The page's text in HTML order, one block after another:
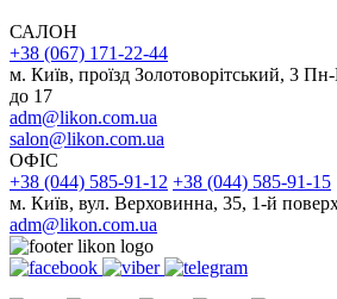
САЛОН
+38 (067) 171-22-44
м. Київ, проїзд Золотоворітський, 3
до 17
adm@likon.com.ua
salon@likon.com.ua
ОФІС
+38 (044) 585-91-12 +38 (044) 585-91-15
м. Київ, вул. Верховинна, 35, 1-й
adm@likon.com.ua